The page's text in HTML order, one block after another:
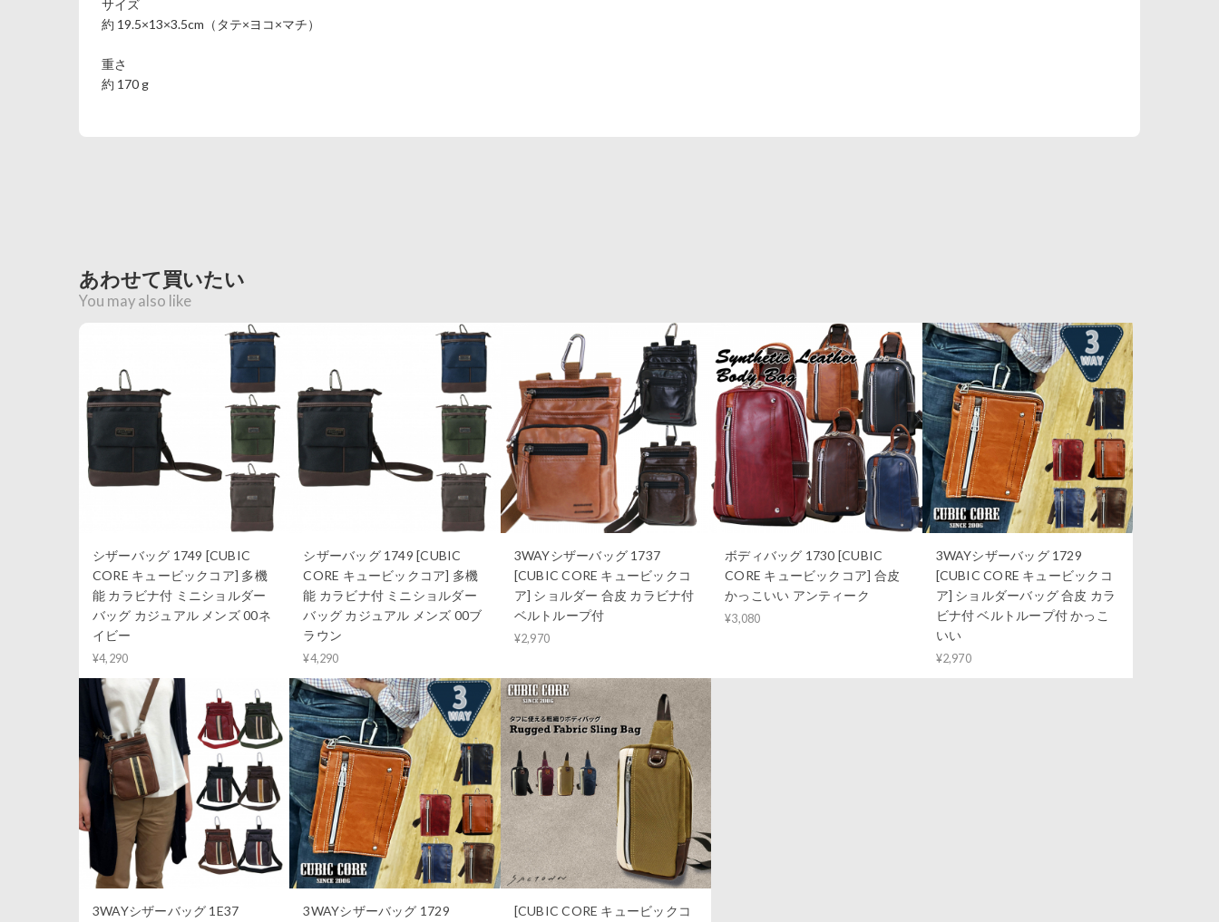
サイズ
約 19.5×13×3.5cm（タテ×ヨコ×マチ）
重さ
約 170 g
あわせて買いたい
You may also like
シザーバッグ 1749 [CUBIC
CORE キュービックコア] 多機
能 カラビナ付 ミニショルダー
バッグ カジュアル メンズ 00ネ
イビー
¥4,290
シザーバッグ 1749 [CUBIC
CORE キュービックコア] 多機
能 カラビナ付 ミニショルダー
バッグ カジュアル メンズ 00ブ
ラウン
¥4,290
3WAYシザーバッグ 1737
[CUBIC CORE キュービックコ
ア] ショルダー 合皮 カラビナ付
ベルトループ付
¥2,970
ボディバッグ 1730 [CUBIC
CORE キュービックコア] 合皮
かっこいい アンティーク
¥3,080
3WAYシザーバッグ 1729
[CUBIC CORE キュービックコ
ア] ショルダーバッグ 合皮 カラ
ビナ付 ベルトループ付 かっこ
いい
¥2,970
3WAYシザーバッグ 1E37
3WAYシザーバッグ 1729
[CUBIC CORE キュービックコ